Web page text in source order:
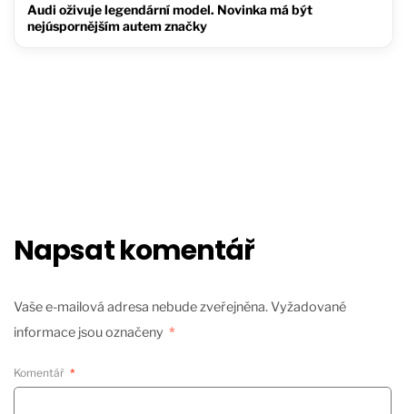
Audi oživuje legendární model. Novinka má být
nejúspornějším autem značky
Napsat komentář
Vaše e-mailová adresa nebude zveřejněna.Vyžadované
informace jsou označeny *
Komentář *